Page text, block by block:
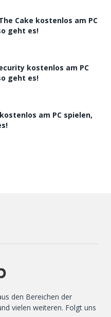
Cake kostenlos am PC
geht es!
kostenlos am PC
geht es!
am PC spielen,
den Bereichen der
vielen weiteren. Folgt uns